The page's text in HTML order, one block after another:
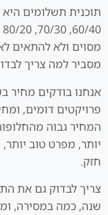
תוכנית תשלומים
מסוים ולא להתאים
מסביר למה צריך
אנחנו בודקים מחיר
פרויקטים דומים,
המחיר גבוה
יותר, מפרט טוב יותר,
חזק.
צריך לבדוק גם את
שנה, כמה במסירה,